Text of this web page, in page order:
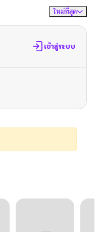
ใหม่ที่สุด
เข้าสู่ระบบ